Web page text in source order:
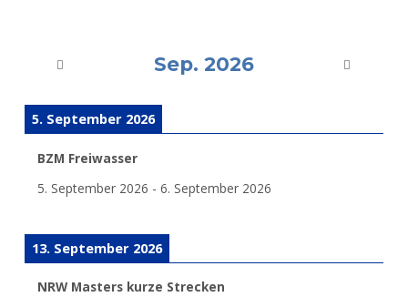
Sep. 2026
5. September 2026
BZM Freiwasser
5. September 2026 - 6. September 2026
13. September 2026
NRW Masters kurze Strecken